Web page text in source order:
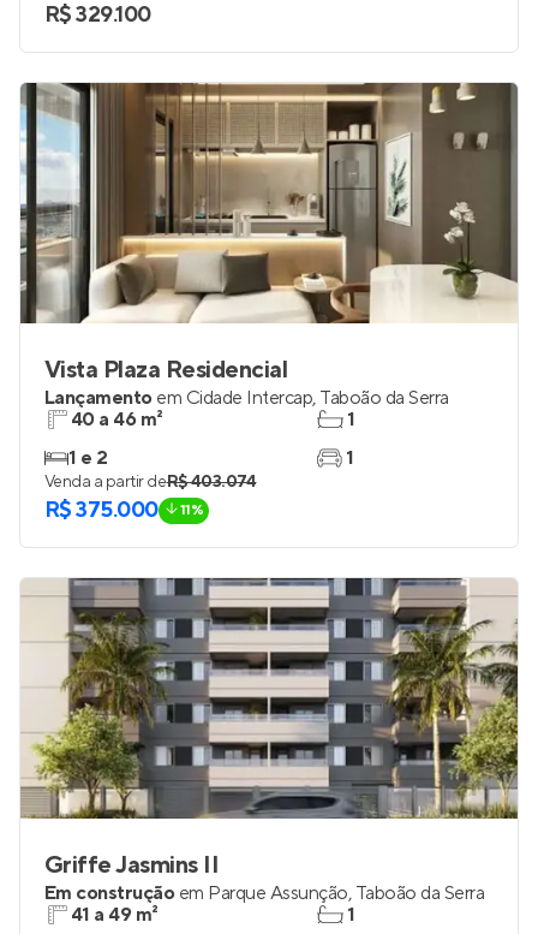
R$ 329.100
Vista Plaza Residencial
Lançamento em Cidade Intercap, Taboão da Serra
40 a 46 m²
1 e 2
1
1
Venda a partir deR$ 403.074
R$ 375.000 11%
Griffe Jasmins II
Em construção em Parque Assunção, Taboão da Serra
41 a 49 m²
1